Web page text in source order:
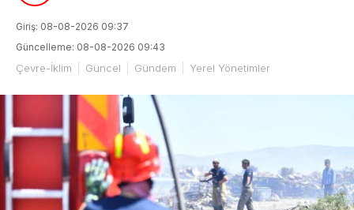
Giriş: 08-08-2026 09:37
Güncelleme: 08-08-2026 09:43
Çevre-İklim Güncel Gündem Yerel Yönetimler